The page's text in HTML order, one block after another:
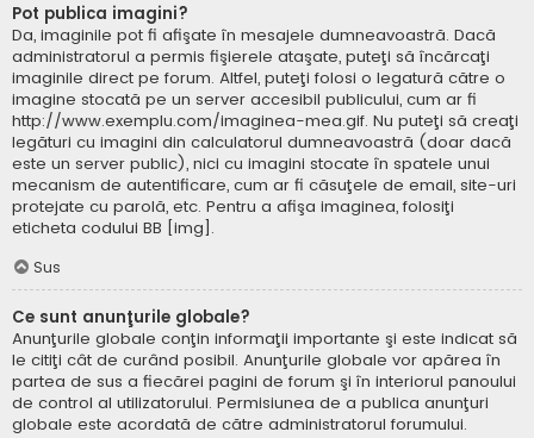
Pot publica imagini?
Da, imaginile pot fi afişate în mesajele dumneavoastră. Dacă
administratorul a permis fişierele ataşate, puteţi să încărcaţi
imaginile direct pe forum. Altfel, puteţi folosi o legatură către o
imagine stocată pe un server accesibil publicului, cum ar fi
http://www.exemplu.com/imaginea-mea.gif. Nu puteţi să creaţi
legături cu imagini din calculatorul dumneavoastră (doar dacă
este un server public), nici cu imagini stocate în spatele unui
mecanism de autentificare, cum ar fi căsuţele de email, site-uri
protejate cu parolă, etc. Pentru a afişa imaginea, folosiţi
eticheta codului BB [img].
Sus
Ce sunt anunţurile globale?
Anunţurile globale conţin informaţii importante şi este indicat să
le citiţi cât de curând posibil. Anunţurile globale vor apărea în
partea de sus a fiecărei pagini de forum şi în interiorul panoului
de control al utilizatorului. Permisiunea de a publica anunţuri
globale este acordată de către administratorul forumului.